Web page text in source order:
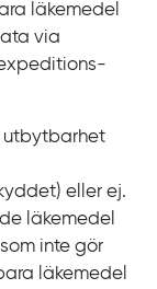
läkemedel
via
utbytbarhet
eller ej.
läkemedel
inte gör
läkemedel